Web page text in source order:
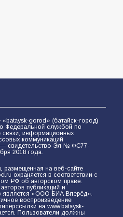
«bataysk-gorod» (батайск-город)
Федеральной службой по
связи, информационных
коммуникаций
свидетельство Эл № ФС77-
2018 года.
размещенная на веб-сайте
охраняется в соответствии с
РФ об авторском праве.
публикаций и
является «ООО БИА Вперёд».
воспроизведение
на www.bataysk-
Пользователи должны